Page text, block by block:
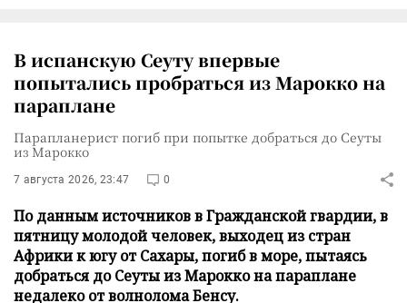
В испанскую Сеуту впервые
попытались пробраться из Марокко на
параплане
Парапланерист погиб при попытке добраться до Сеуты
из Марокко
7 августа 2026, 23:47 0
По данным источников в Гражданской гвардии, в
пятницу молодой человек, выходец из стран
Африки к югу от Сахары, погиб в море, пытаясь
добраться до Сеуты из Марокко на параплане
недалеко от волнолома Бенсу.